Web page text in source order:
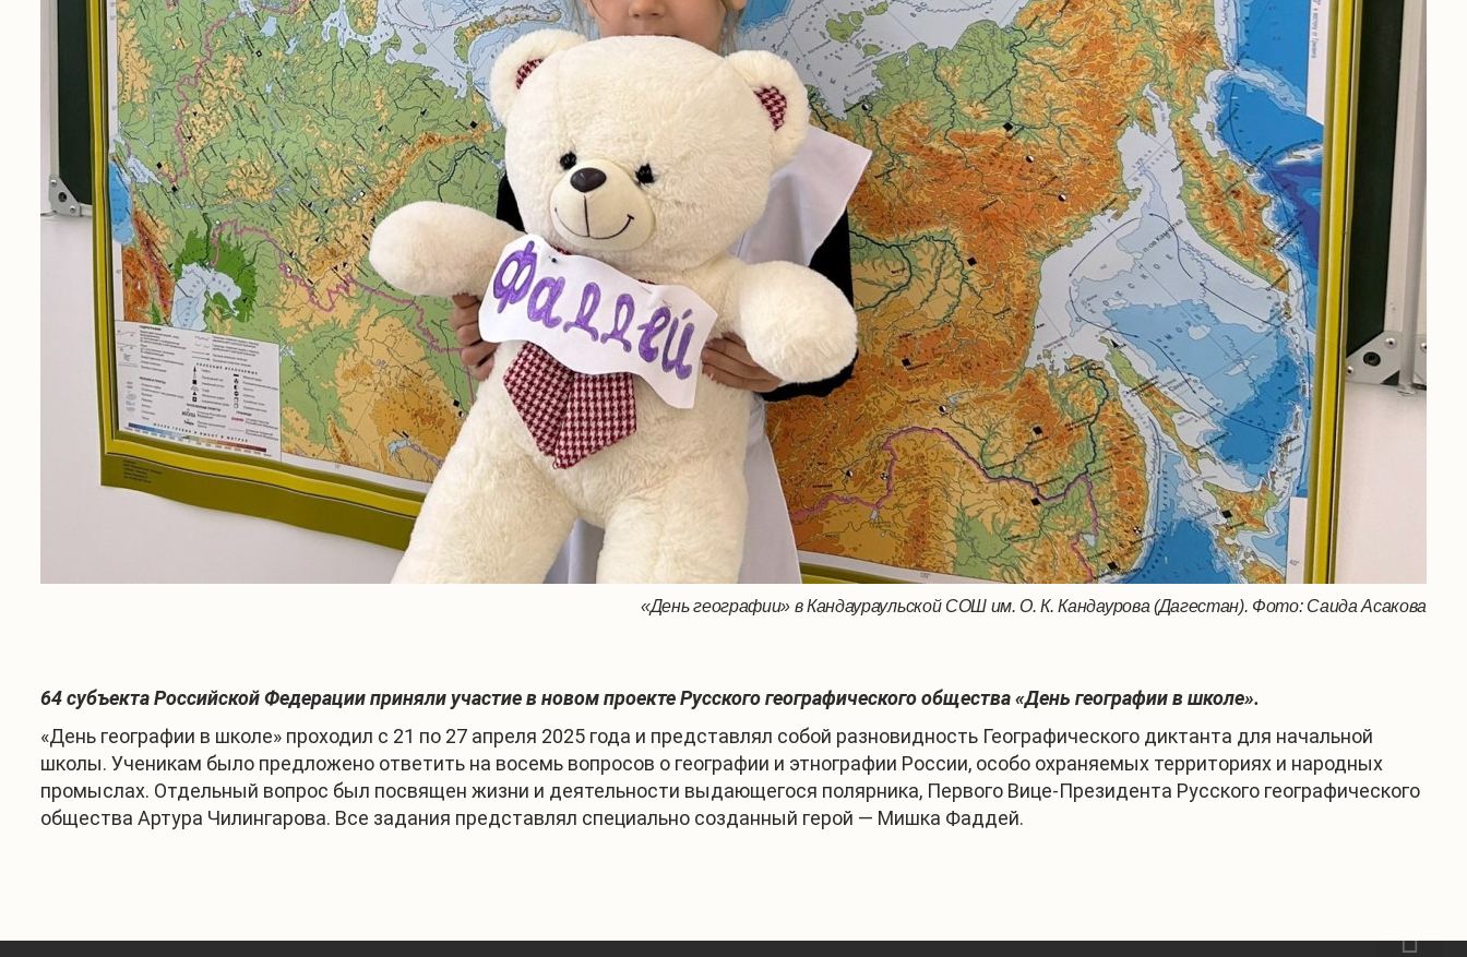
«День географии» в Кандаураульской СОШ им. О. К. Кандаурова (Дагестан). Фото: Саида Асакова
64 субъекта Российской Федерации приняли участие в новом проекте Русского географического общества «День географии в школе».
«День географии в школе» проходил с 21 по 27 апреля 2025 года и представлял собой разновидность Географического диктанта для начальной
школы. Ученикам было предложено ответить на восемь вопросов о географии и этнографии России, особо охраняемых территориях и народных
промыслах. Отдельный вопрос был посвящен жизни и деятельности выдающегося полярника, Первого Вице-Президента Русского географического
общества Артура Чилингарова. Все задания представлял специально созданный герой — Мишка Фаддей.